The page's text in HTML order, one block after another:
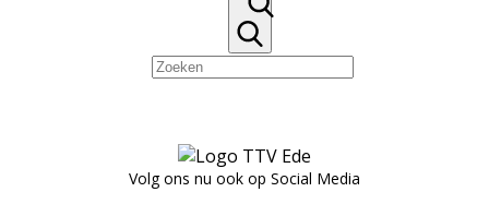
Volg ons nu ook op Social Media